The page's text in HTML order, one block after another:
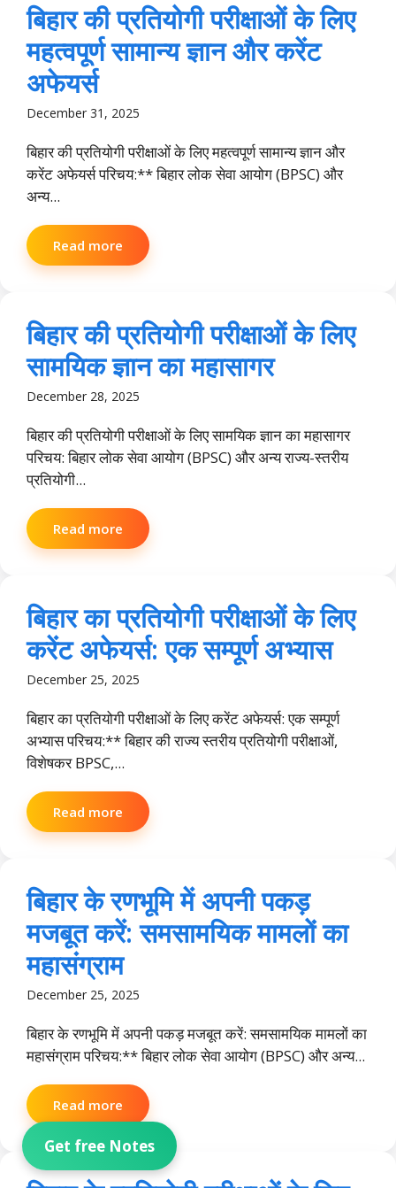
Get free Notes
बिहार की प्रतियोगी परीक्षाओं के लिए
महत्वपूर्ण सामान्य ज्ञान और करेंट
अफेयर्स
December 31, 2025
बिहार की प्रतियोगी परीक्षाओं के लिए महत्वपूर्ण सामान्य ज्ञान और
करेंट अफेयर्स परिचय:** बिहार लोक सेवा आयोग (BPSC) और
अन्य...
Read more
बिहार की प्रतियोगी परीक्षाओं के लिए
सामयिक ज्ञान का महासागर
December 28, 2025
बिहार की प्रतियोगी परीक्षाओं के लिए सामयिक ज्ञान का महासागर
परिचय: बिहार लोक सेवा आयोग (BPSC) और अन्य राज्य-स्तरीय
प्रतियोगी...
Read more
बिहार का प्रतियोगी परीक्षाओं के लिए
करेंट अफेयर्स: एक सम्पूर्ण अभ्यास
December 25, 2025
बिहार का प्रतियोगी परीक्षाओं के लिए करेंट अफेयर्स: एक सम्पूर्ण
अभ्यास परिचय:** बिहार की राज्य स्तरीय प्रतियोगी परीक्षाओं,
विशेषकर BPSC,...
Read more
बिहार के रणभूमि में अपनी पकड़
मजबूत करें: समसामयिक मामलों का
महासंग्राम
December 25, 2025
बिहार के रणभूमि में अपनी पकड़ मजबूत करें: समसामयिक मामलों का
महासंग्राम परिचय:** बिहार लोक सेवा आयोग (BPSC) और अन्य...
Read more